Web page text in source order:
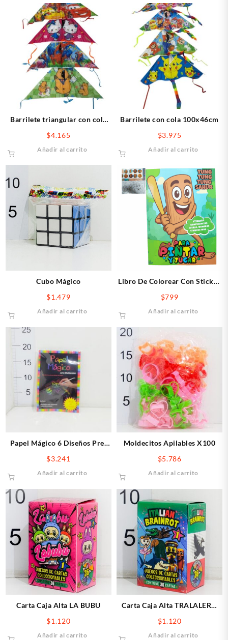
Barrilete triangular con cola
$4.165
Añadir al carrito
Barrilete con cola 100x46cm
$3.975
Añadir al carrito
Cubo Mágico
$1.479
Añadir al carrito
Libro De Colorear Con Sticker
$799
Añadir al carrito
Papel Mágico 6 Diseños Pre-
impresos
$3.241
Añadir al carrito
Moldecitos Apilables X100
$5.786
Añadir al carrito
Carta Caja Alta LA BUBU
$1.120
Añadir al carrito
Carta Caja Alta TRALALERO
$1.120
Añadir al carrito